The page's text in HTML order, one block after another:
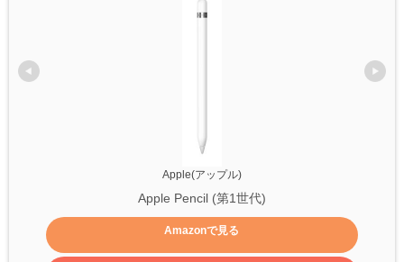
Apple(アップル)
Apple Pencil (第1世代)
Amazonで見る